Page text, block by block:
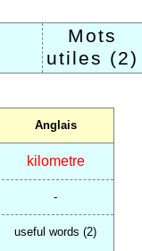
Mots
utiles (2)
Anglais
kilometre
-
useful words (2)